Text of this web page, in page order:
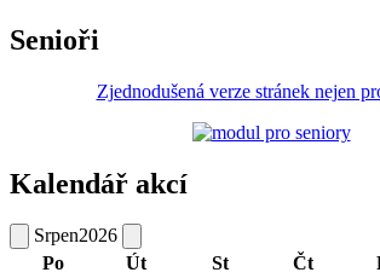
Senioři
Zjednodušená verze stránek nejen
Kalendář akcí
Srpen2026
Po
Út St Čt